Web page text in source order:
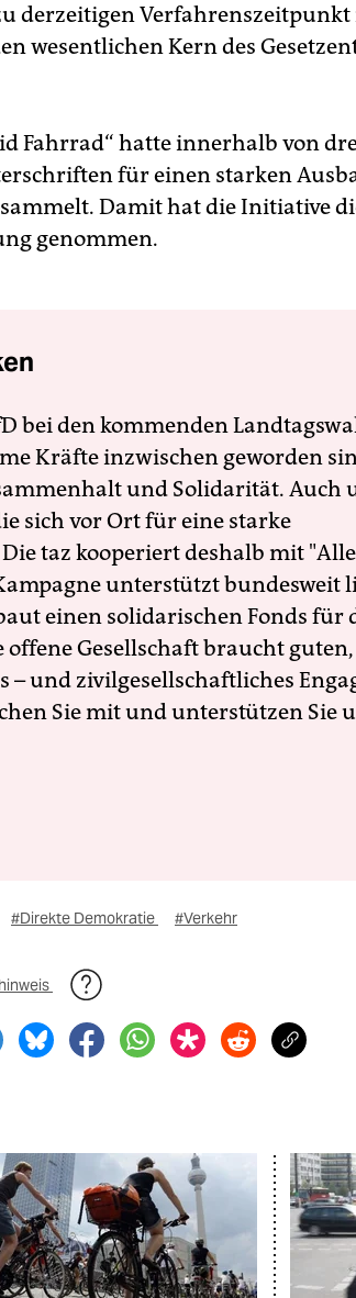
derzeitigen Verfahrenszeitpunkt
wesentlichen Kern des
Fahrrad“ hatte innerhalb von
für einen starken
Damit hat die Initiative
genommen.
bei den kommenden
Kräfte inzwischen geworden
und Solidarität. Auch
sich vor Ort für eine starke
taz kooperiert deshalb mit
unterstützt bundesweit
einen solidarischen Fonds für
Gesellschaft braucht
und zivilgesellschaftliches
Sie mit und unterstützen Sie
#Direkte Demokratie #Verkehr